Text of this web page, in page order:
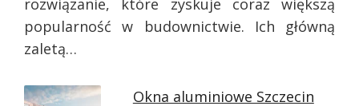
rozwiązanie, które zyskuje coraz większą
popularność w budownictwie. Ich główną
zaletą…
Okna aluminiowe Szczecin